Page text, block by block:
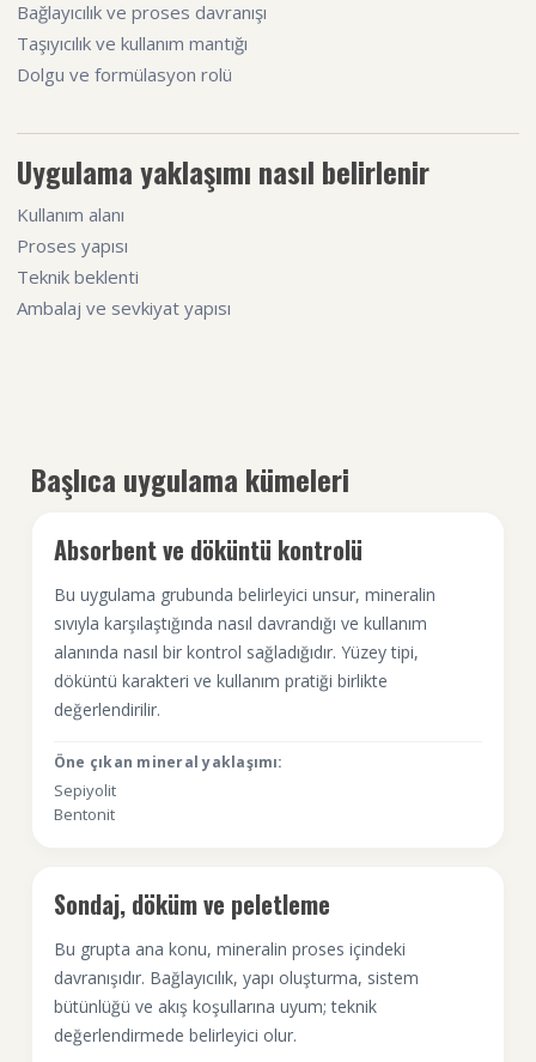
Bağlayıcılık ve proses davranışı
Taşıyıcılık ve kullanım mantığı
Dolgu ve formülasyon rolü
Uygulama yaklaşımı nasıl belirlenir
Kullanım alanı
Proses yapısı
Teknik beklenti
Ambalaj ve sevkiyat yapısı
Başlıca uygulama kümeleri
Absorbent ve döküntü kontrolü
Bu uygulama grubunda belirleyici unsur, mineralin
sıvıyla karşılaştığında nasıl davrandığı ve kullanım
alanında nasıl bir kontrol sağladığıdır. Yüzey tipi,
döküntü karakteri ve kullanım pratiği birlikte
değerlendirilir.
Öne çıkan mineral yaklaşımı:
Sepiyolit
Bentonit
Sondaj, döküm ve peletleme
Bu grupta ana konu, mineralin proses içindeki
davranışıdır. Bağlayıcılık, yapı oluşturma, sistem
bütünlüğü ve akış koşullarına uyum; teknik
değerlendirmede belirleyici olur.